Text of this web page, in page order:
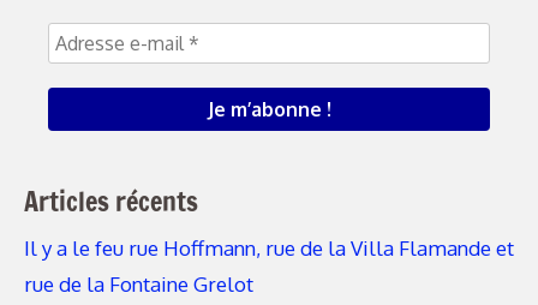
Articles récents
Il y a le feu rue Hoffmann, rue de la Villa Flamande et
rue de la Fontaine Grelot